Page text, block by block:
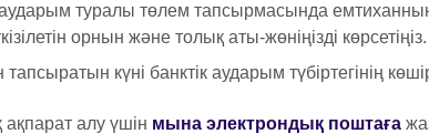
аударым туралы төлем тапсырмасында
орнын және толық аты-жөніңізді көрсетіңіз.
күні банктік аударым түбіртегінің
алу үшін мына электрондық поштаға